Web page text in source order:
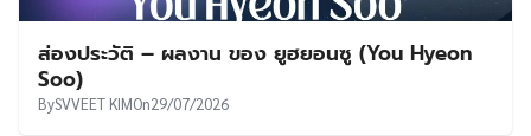
ส่องประวัติ – ผลงาน ของ ยูฮยอนซู (You Hyeon
Soo)
BySVVEET KIMOn29/07/2026